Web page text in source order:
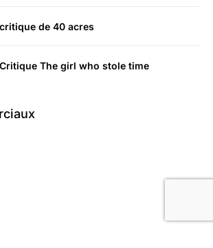
de 40 acres
The girl who stole time